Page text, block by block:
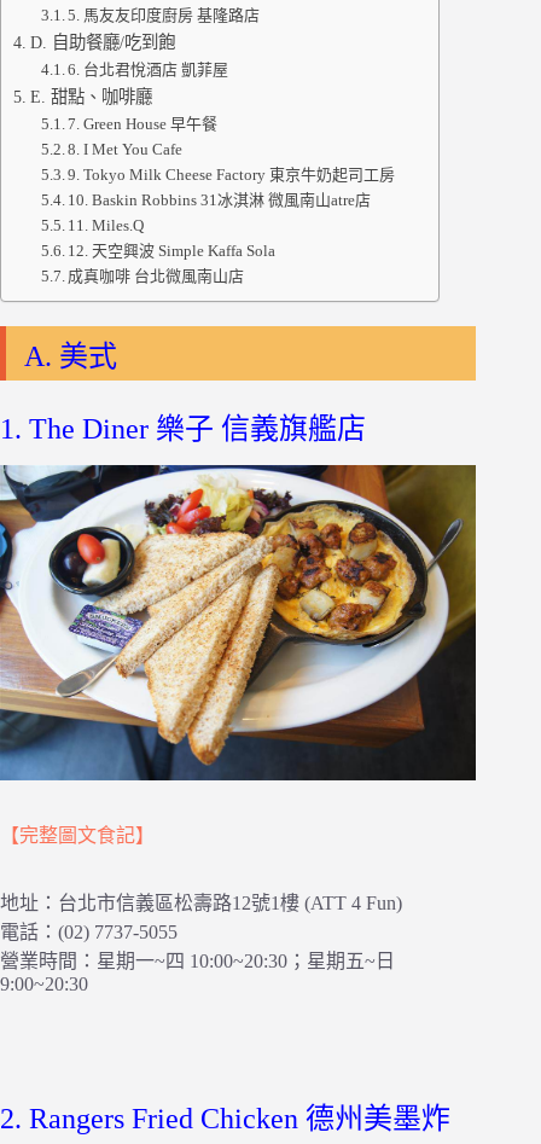
5. 馬友友印度廚房 基隆路店
D. 自助餐廳/吃到飽
6. 台北君悅酒店 凱菲屋
E. 甜點、咖啡廳
7. Green House 早午餐
8. I Met You Cafe
9. Tokyo Milk Cheese Factory 東京牛奶起司工房
10. Baskin Robbins 31冰淇淋 微風南山atre店
11. Miles.Q
12. 天空興波 Simple Kaffa Sola
成真咖啡 台北微風南山店
A. 美式
1. The Diner 樂子 信義旗艦店
【完整圖文食記】
地址：台北市信義區松壽路12號1樓 (ATT 4 Fun)
電話：(02) 7737-5055
營業時間：星期一~四 10:00~20:30；星期五~日
9:00~20:30
2. Rangers Fried Chicken 德州美墨炸